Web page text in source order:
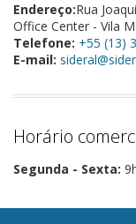
Endereço:Rua
Office Center - Vila
Telefone: +55 (13)
E-mail:
Horário
Segunda - Sexta: